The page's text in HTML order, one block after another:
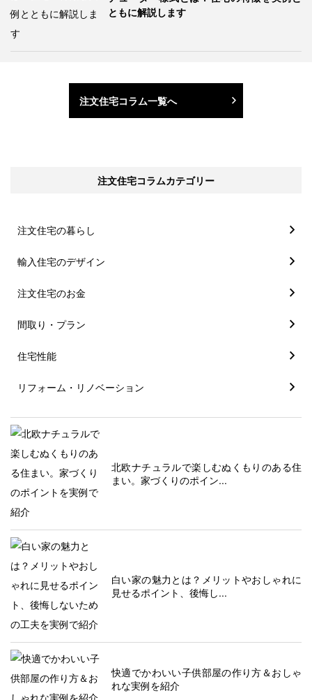
ともに解説します
注文住宅コラム一覧へ
注文住宅コラムカテゴリー
注文住宅の暮らし
輸入住宅のデザイン
注文住宅のお金
間取り・プラン
住宅性能
リフォーム・リノベーション
北欧ナチュラルで楽しむぬくもりのある住
まい。家づくりのポイン...
白い家の魅力とは？メリットやおしゃれに
見せるポイント、後悔し...
快適でかわいい子供部屋の作り方＆おしゃ
れな実例を紹介